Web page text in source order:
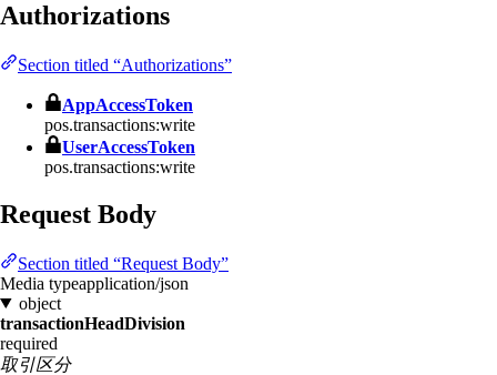
Authorizations
Section titled “Authorizations”
AppAccessToken
pos.transactions:write
UserAccessToken
pos.transactions:write
Request Body
Section titled “Request Body”
Media typeapplication/json
object
transactionHeadDivision
required
取引区分